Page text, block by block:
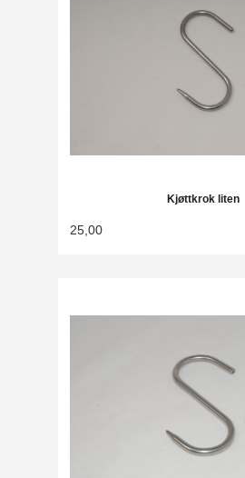
Kjøttkrok liten
25,00